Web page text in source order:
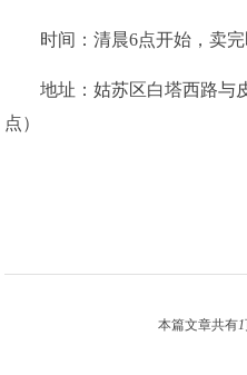
时间：清晨6点开始，卖完
地址：姑苏区白塔西路与
点）
本篇文章共有1